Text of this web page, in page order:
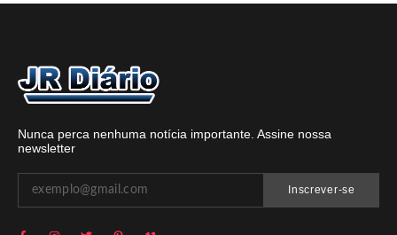
Nunca perca nenhuma notícia importante. Assine nossa
newsletter
Inscrever-se